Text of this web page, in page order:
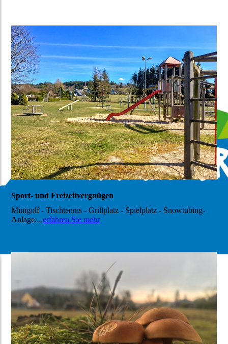
Sport- und Freizeitvergnügen
Minigolf - Tischtennis - Grillplatz - Spielplatz - Snowtubing-
Anlage....erfahren Sie mehr